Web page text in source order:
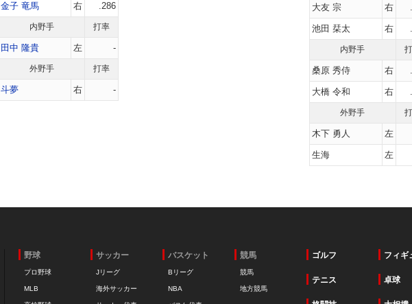
金子 竜馬 右 .286
内野手 打率
田中 隆貴 左 -
外野手 打率
斗夢 右 -
大友 宗 右
池田 栞太 右
内野手
桑原 秀侍 右
大橋 令和 右
外野手
木下 勇人 左
生海 左
野球
プロ野球
MLB
サッカー
Jリーグ
海外サッカー
バスケット
Bリーグ
NBA
競馬
競馬
地方競馬
ゴルフ フィギ
テニス 卓球